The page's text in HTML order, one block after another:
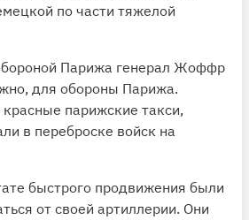
по части тяжелой
Парижа генерал Жоффр
для обороны Парижа.
парижские такси,
в переброске войск на
быстрого продвижения были
от своей артиллерии. Они